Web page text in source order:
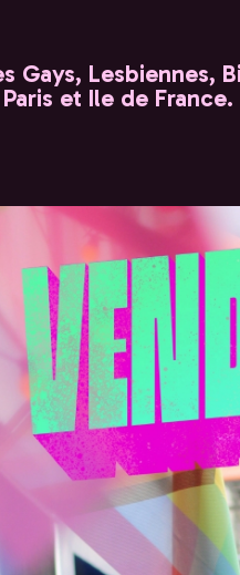
Gays, Lesbiennes,
et Ile de France.